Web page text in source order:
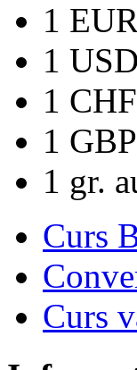
1
1 USD
1 CHF
1 GBP
1 gr.
Curs
Curs